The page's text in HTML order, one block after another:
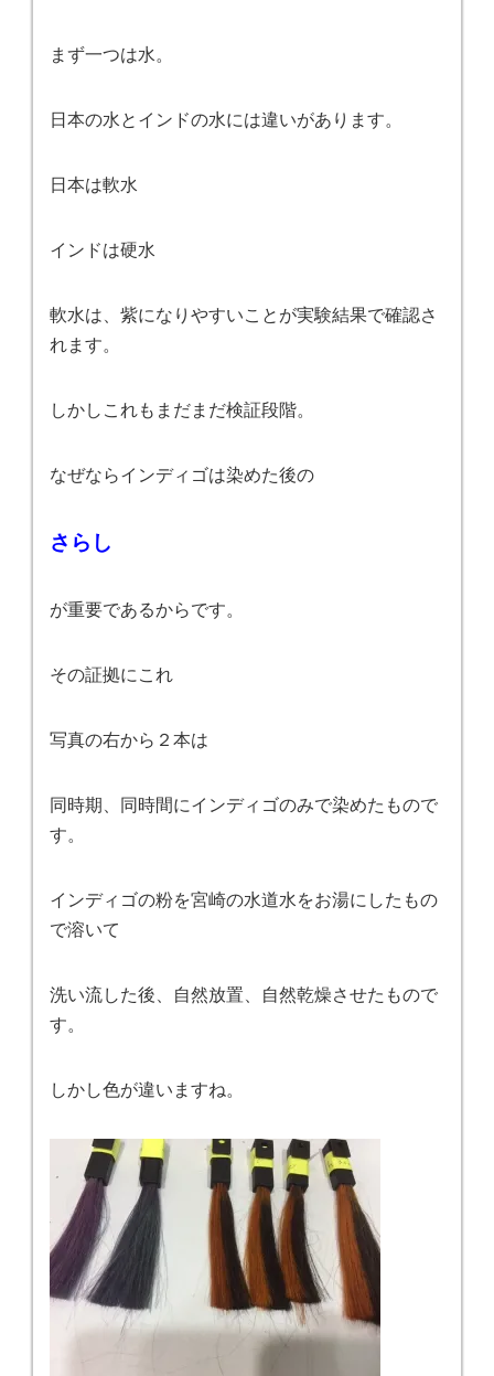
まず一つは水。
日本の水とインドの水には違いがあります。
日本は軟水
インドは硬水
軟水は、紫になりやすいことが実験結果で確認さ
れます。
しかしこれもまだまだ検証段階。
なぜならインディゴは染めた後の
さらし
が重要であるからです。
その証拠にこれ
写真の右から２本は
同時期、同時間にインディゴのみで染めたもので
す。
インディゴの粉を宮崎の水道水をお湯にしたもの
で溶いて
洗い流した後、自然放置、自然乾燥させたもので
す。
しかし色が違いますね。